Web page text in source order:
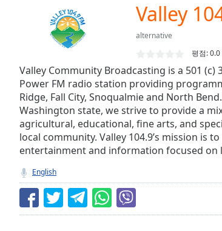
TypeLIVE
Seek to
live,
currently
behind
LIVE
Remaining
Time-
Playback
Valley
alternative
평점:0.0
Valley Community Broadcasting is a 501
Power FM radio station providing
Ridge, Fall City, Snoqualmie and North
Washington state, we strive to provide a
agricultural, educational, fine arts, and
local community. Valley 104.9’s mission is
entertainment and information focused on
English